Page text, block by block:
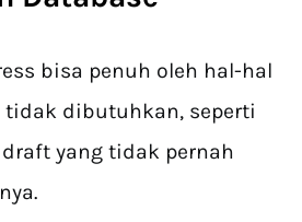
bisa penuh oleh hal-hal
tidak dibutuhkan, seperti
yang tidak pernah